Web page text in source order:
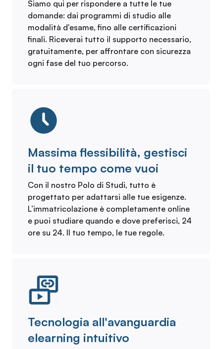
Siamo qui per rispondere a tutte le tue
domande: dai programmi di studio alle
modalità d'esame, fino alle certificazioni
finali. Riceverai tutto il supporto necessario,
gratuitamente, per affrontare con sicurezza
ogni fase del tuo percorso.
Massima flessibilità, gestisci
il tuo tempo come vuoi
Con il nostro Polo di Studi, tutto è
progettato per adattarsi alle tue esigenze.
L’immatricolazione è completamente online
e puoi studiare quando e dove preferisci, 24
ore su 24. Il tuo tempo, le tue regole.
Tecnologia all'avanguardia
elearning intuitivo